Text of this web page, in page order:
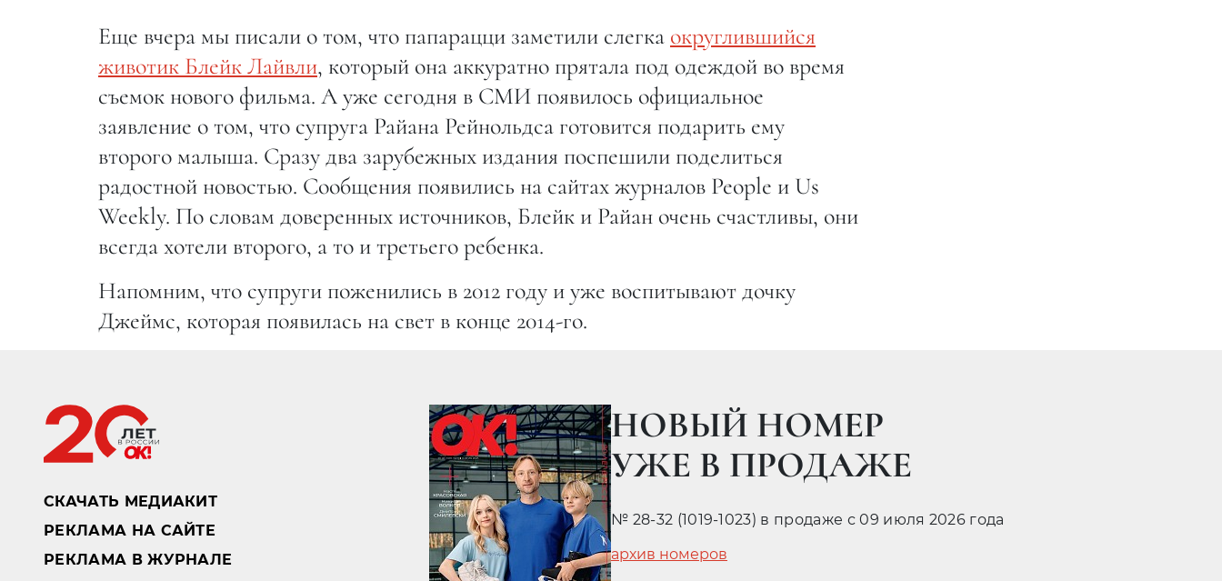
Еще вчера мы писали о том, что папарацци заметили слегка округлившийся
животик Блейк Лайвли, который она аккуратно прятала под одеждой во время
съемок нового фильма. А уже сегодня в СМИ появилось официальное
заявление о том, что супруга Райана Рейнольдса готовится подарить ему
второго малыша. Сразу два зарубежных издания поспешили поделиться
радостной новостью. Сообщения появились на сайтах журналов People и Us
Weekly. По словам доверенных источников, Блейк и Райан очень счастливы, они
всегда хотели второго, а то и третьего ребенка.
Напомним, что супруги поженились в 2012 году и уже воспитывают дочку
Джеймс, которая появилась на свет в конце 2014-го.
СКАЧАТЬ МЕДИАКИТ
РЕКЛАМА НА САЙТЕ
РЕКЛАМА В ЖУРНАЛЕ
НОВЫЙ НОМЕР
УЖЕ В ПРОДАЖЕ
№ 28-32 (1019-1023) в продаже с 09 июля 2026 года
архив номеров